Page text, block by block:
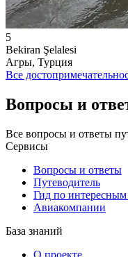
5
Bekiran Şelalesi
Агры, Турция
Все
Вопросы и
Все вопросы и ответы
Сервисы
Вопросы и ответы
Путеводитель
Гид по
Авиакомпании
База знаний